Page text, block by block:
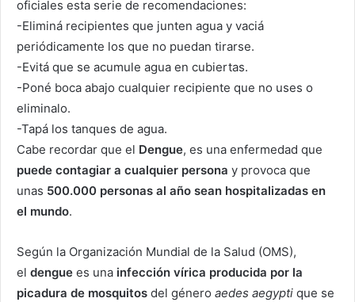
oficiales esta serie de recomendaciones:
-Eliminá recipientes que junten agua y vaciá
periódicamente los que no puedan tirarse.
-Evitá que se acumule agua en cubiertas.
-Poné boca abajo cualquier recipiente que no uses o
eliminalo.
-Tapá los tanques de agua.
Cabe recordar que el Dengue, es una enfermedad que
puede contagiar a cualquier persona y provoca que
unas 500.000 personas al año sean hospitalizadas en
el mundo.
Según la Organización Mundial de la Salud (OMS),
el dengue es una infección vírica producida por la
picadura de mosquitos del género aedes aegypti que se